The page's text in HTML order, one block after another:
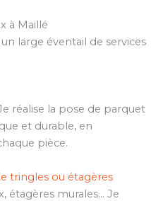
à Maillé
large éventail de services
réalise la pose de parquet
et durable, en
pièce.
tringles ou étagères
étagères murales… Je